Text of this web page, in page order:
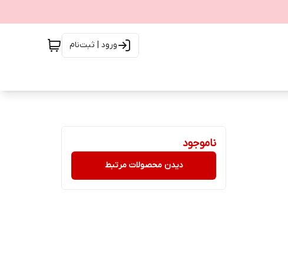
ورود | ثبت‌نام
ناموجود
دیدن محصولات مرتبط